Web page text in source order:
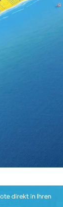
direkt in Ihren